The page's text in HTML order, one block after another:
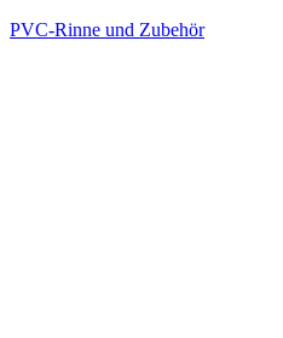
PVC-Rinne und Zubehör